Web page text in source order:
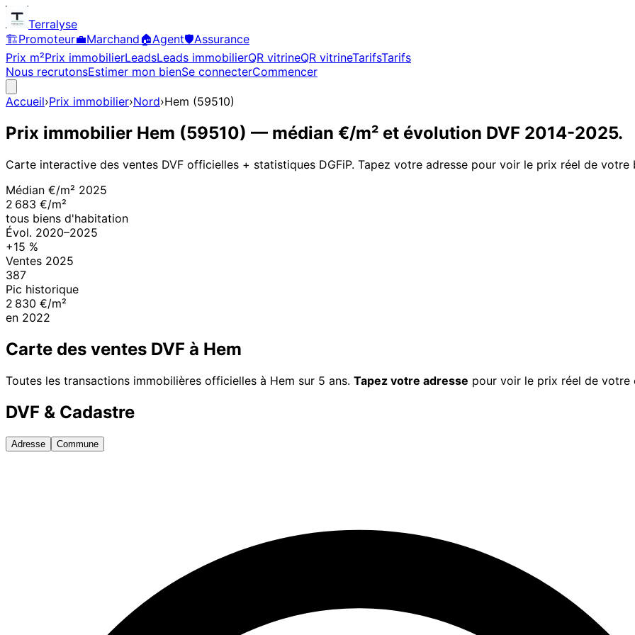
Terralyse
🏗️Promoteur💼Marchand🏠Agent🛡️Assurance
Prix m²Prix immobilierLeadsLeads immobilierQR vitrineQR vitrineTarifsTarifs
Nous recrutonsEstimer mon bienSe connecterCommencer
Accueil›Prix immobilier›Nord›Hem (59510)
Prix immobilier Hem (59510) — médian €/m² et évolution DVF 2014-2025.
Carte interactive des ventes DVF officielles + statistiques DGFiP. Tapez votre adresse pour voir le prix réel de votre
Médian €/m² 2025
2 683 €/m²
tous biens d'habitation
Évol. 2020–2025
+15 %
Ventes 2025
387
Pic historique
2 830 €/m²
en 2022
Carte des ventes DVF à Hem
Toutes les transactions immobilières officielles à Hem sur 5 ans. Tapez votre adresse pour voir le prix réel de votre
DVF & Cadastre
Adresse Commune